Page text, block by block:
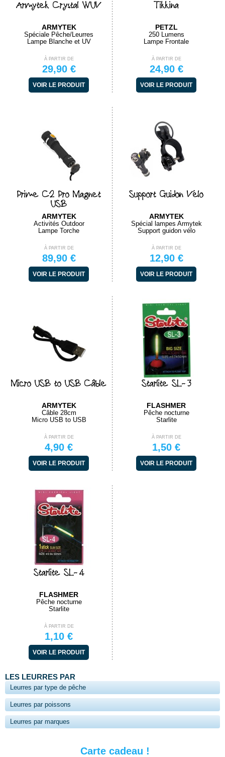
Armytek Crystal WUV
ARMYTEK
Spéciale Pêche/Leurres
Lampe Blanche et UV
À PARTIR DE
29,90 €
VOIR LE PRODUIT
Tikkina
PETZL
250 Lumens
Lampe Frontale
À PARTIR DE
24,90 €
VOIR LE PRODUIT
Prime C2 Pro Magnet
USB
ARMYTEK
Activités Outdoor
Lampe Torche
À PARTIR DE
89,90 €
VOIR LE PRODUIT
Support Guidon Vélo
ARMYTEK
Spécial lampes Armytek
Support guidon vélo
À PARTIR DE
12,90 €
VOIR LE PRODUIT
Micro USB to USB Câble
ARMYTEK
Câble 28cm
Micro USB to USB
À PARTIR DE
4,90 €
VOIR LE PRODUIT
Starlite SL-3
FLASHMER
Pêche nocturne
Starlite
À PARTIR DE
1,50 €
VOIR LE PRODUIT
Starlite SL-4
FLASHMER
Pêche nocturne
Starlite
À PARTIR DE
1,10 €
VOIR LE PRODUIT
LES LEURRES PAR
Leurres par type de pêche
Leurres par poissons
Leurres par marques
Carte cadeau !